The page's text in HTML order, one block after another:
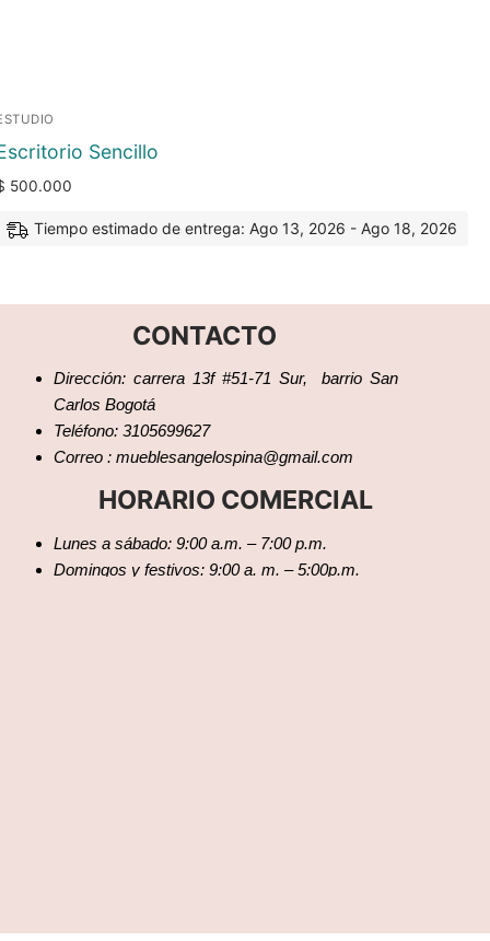
Sencillo
500.000
Tiempo estimado de entrega: Ago 13, 2026 - Ago 18, 2026
CONTACTO
Dirección: carrera 13f #51-71 Sur, barrio San
Carlos Bogotá
Teléfono: 3105699627
Correo : mueblesangelospina@gmail.com
HORARIO COMERCIAL
Lunes a sábado: 9:00 a.m. – 7:00 p.m.
Domingos y festivos: 9:00 a. m. – 5:00p.m.